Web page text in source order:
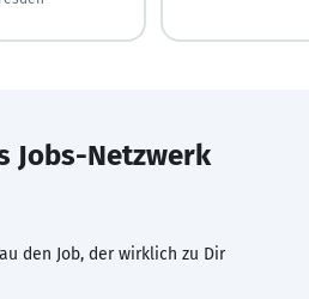
Jobs-Netzwerk
den Job, der wirklich zu Dir